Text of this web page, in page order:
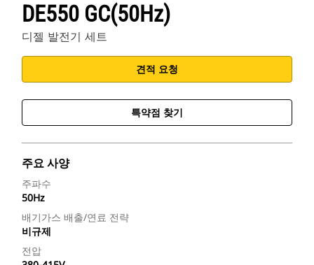
DE550 GC(50Hz)
디젤 발전기 세트
견적 요청
특약점 찾기
주요 사양
주파수
50Hz
배기가스 배출/연료 전략
비규제
전압